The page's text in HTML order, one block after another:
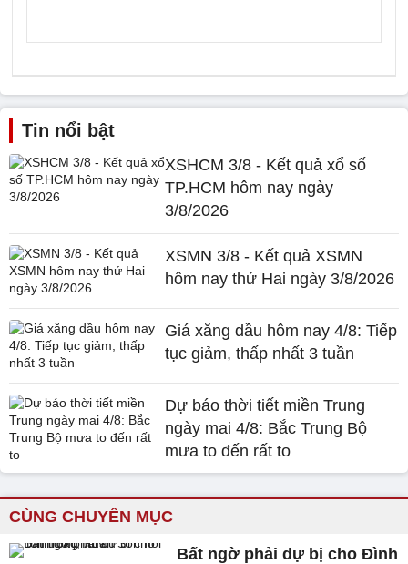
Tin nổi bật
XSHCM 3/8 - Kết quả xổ số
TP.HCM hôm nay ngày
3/8/2026
XSMN 3/8 - Kết quả XSMN
hôm nay thứ Hai ngày 3/8/2026
Giá xăng dầu hôm nay 4/8: Tiếp
tục giảm, thấp nhất 3 tuần
Dự báo thời tiết miền Trung
ngày mai 4/8: Bắc Trung Bộ
mưa to đến rất to
CÙNG CHUYÊN MỤC
Bất ngờ phải dự bị cho Đình